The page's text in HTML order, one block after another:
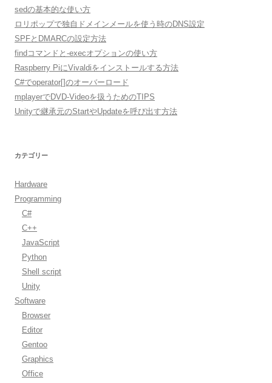
sedの基本的な使い方
ロリポップで独自ドメインメールを使う時のDNS設定
SPFとDMARCの設定方法
findコマンドと-execオプションの使い方
Raspberry PiにVivaldiをインストールする方法
C#でoperator[]のオーバーロード
mplayerでDVD-Videoを扱うためのTIPS
Unityで継承元のStartやUpdateを呼び出す方法
カテゴリー
Hardware
Programming
C#
C++
JavaScript
Python
Shell script
Unity
Software
Browser
Editor
Gentoo
Graphics
Office